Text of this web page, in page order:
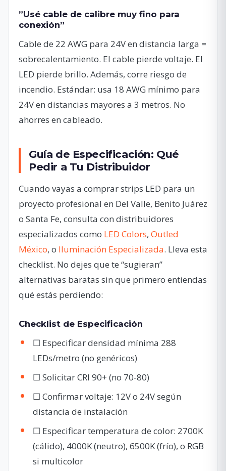
”Usé cable de calibre muy fino para
conexión”
Cable de 22 AWG para 24V en distancia larga =
sobrecalentamiento. El cable pierde voltaje. El
LED pierde brillo. Además, corre riesgo de
incendio. Estándar: usa 18 AWG mínimo para
24V en distancias mayores a 3 metros. No
ahorres en cableado.
Guía de Especificación: Qué
Pedir a Tu Distribuidor
Cuando vayas a comprar strips LED para un
proyecto profesional en Del Valle, Benito Juárez
o Santa Fe, consulta con distribuidores
especializados como LED Colors, Outled
México, o Iluminación Especializada. Lleva esta
checklist. No dejes que te “sugieran”
alternativas baratas sin que primero entiendas
qué estás perdiendo:
Checklist de Especificación
☐ Especificar densidad mínima 288
LEDs/metro (no genéricos)
☐ Solicitar CRI 90+ (no 70-80)
☐ Confirmar voltaje: 12V o 24V según
distancia de instalación
☐ Especificar temperatura de color: 2700K
(cálido), 4000K (neutro), 6500K (frío), o RGB
si multicolor